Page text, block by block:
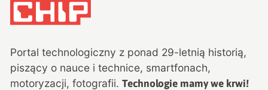
Portal technologiczny z ponad 29-letnią historią,
piszący o nauce i technice, smartfonach,
motoryzacji, fotografii. Technologie mamy we krwi!